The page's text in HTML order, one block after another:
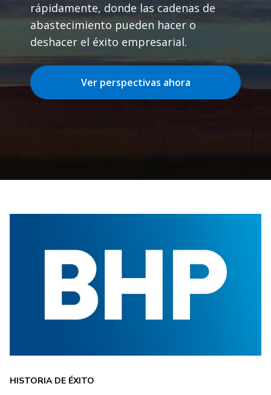
rápidamente, donde las cadenas de
abastecimiento pueden hacer o
deshacer el éxito empresarial.
Ver perspectivas ahora
HISTORIA DE ÉXITO